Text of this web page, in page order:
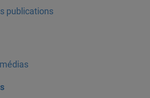
publications